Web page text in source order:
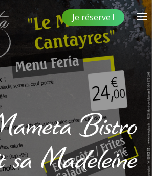
Je réserve !
Bistro
sa Madeleine